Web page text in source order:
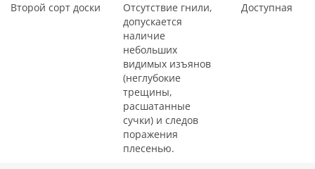
Второй сорт доски
Отсутствие гнили,
допускается
наличие
небольших
видимых изъянов
(неглубокие
трещины,
расшатанные
сучки) и следов
поражения
плесенью.
Доступная